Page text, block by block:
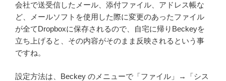
会社で送受信したメール、添付ファイル、アドレス帳な
ど、メールソフトを使用した際に変更のあったファイル
が全てDropboxに保存されるので、自宅に帰りBeckeyを
立ち上げると、その内容がそのまま反映されるという事
ですね。
設定方法は、Beckey のメニューで「ファイル」→「シス